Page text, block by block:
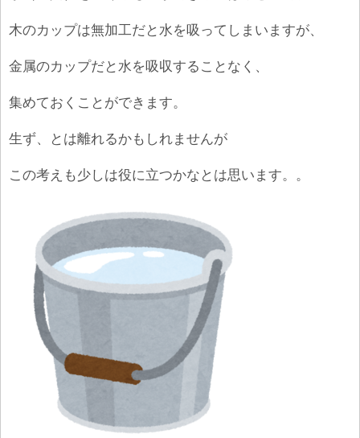
木のカップは無加工だと水を吸ってしまいますが、
金属のカップだと水を吸収することなく、
集めておくことができます。
生ず、とは離れるかもしれませんが
この考えも少しは役に立つかなとは思います。。